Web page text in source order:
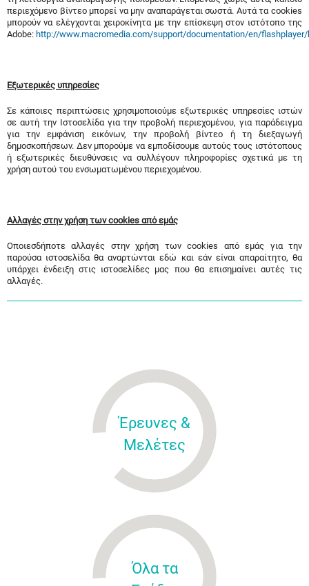
περιεχόμενο βίντεο μπορεί να μην αναπαράγεται σωστά. Αυτά τα cookies
μπορούν να ελέγχονται χειροκίνητα με την επίσκεψη στον ιστότοπο της
Adobe: http://www.macromedia.com/support/documentation/en/
Εξωτερικές υπηρεσίες
Σε κάποιες περιπτώσεις χρησιμοποιούμε εξωτερικές υπηρεσίες ιστών
σε αυτή την Ιστοσελίδα για την προβολή περιεχομένου, για παράδειγμα
για την εμφάνιση εικόνων, την προβολή βίντεο ή τη διεξαγωγή
δημοσκοπήσεων. Δεν μπορούμε να εμποδίσουμε αυτούς τους ιστότοπους
ή εξωτερικές διευθύνσεις να συλλέγουν πληροφορίες σχετικά με τη
χρήση αυτού του ενσωματωμένου περιεχομένου.
Αλλαγές στην χρήση των cookies από εμάς
Οποιεσδήποτε αλλαγές στην χρήση των cookies από εμάς για την
παρούσα ιστοσελίδα θα αναρτώνται εδώ και εάν είναι απαραίτητο, θα
υπάρχει ένδειξη στις ιστοσελίδες μας που θα επισημαίνει αυτές τις
αλλαγές.
Έρευνες &
Μελέτες
Όλα τα